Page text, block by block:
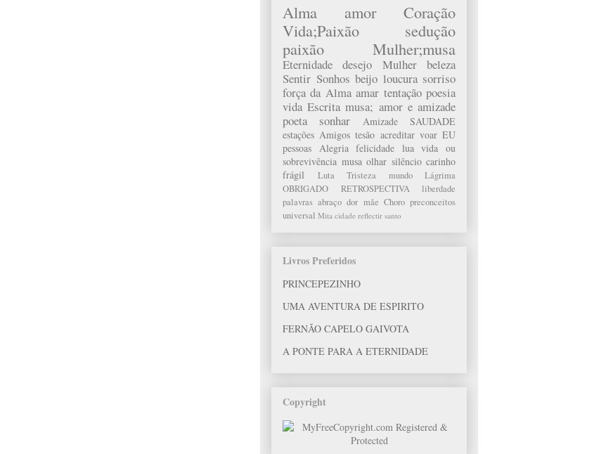
Alma amor
Coração
Vida;Paixão
sedução
paixão
Mulher;musa
Eternidade desejo Mulher
beleza
Sentir Sonhos beijo loucura sorriso
força da Alma amar tentação poesia
vida Escrita musa; amor e amizade
poeta
sonhar Amizade
SAUDADE
estações Amigos tesão acreditar voar EU
pessoas Alegria felicidade lua vida ou
sobrevivência musa olhar silêncio carinho
frágil
Luta Tristeza mundo
Lágrima
OBRIGADO
RETROSPECTIVA
liberdade
palavras abraço dor mãe Choro preconceitos
universal Mita cidade reflectir santo
Livros Preferidos
PRINCEPEZINHO
UMA AVENTURA DE ESPIRITO
FERNÃO CAPELO GAIVOTA
A PONTE PARA A ETERNIDADE
Copyright